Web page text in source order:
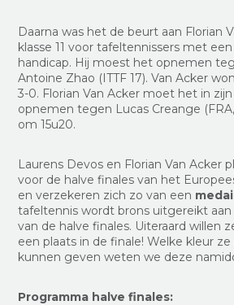
Daarna was het de beurt aan Florian
klasse 11 voor tafeltennissers met
handicap. Hij moest het opnemen
Antoine Zhao (ITTF 17). Van Acker
3-0. Florian Van Acker moet het in
opnemen tegen Lucas Creange
om 15u20.
Laurens Devos en Florian Van Acker
voor de halve finales van het
en verzekeren zich zo van een
tafeltennis wordt brons uitgereikt aan
van de halve finales. Uiteraard willen
een plaats in de finale! Welke kleur
kunnen geven weten we deze
Programma halve finales: